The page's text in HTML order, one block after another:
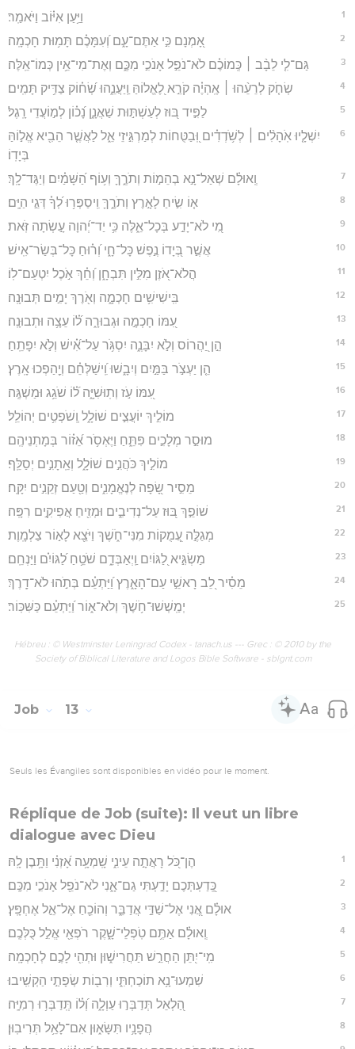
1 וַיַּ֥עַן אִיּ֗וֹב וַיֹּאמַֽר׃
2 אָ֭מְנָם כִּ֣י אַתֶּם־עָ֑ם וְ֝עִמָּכֶ֗ם תָּמ֥וּת חָכְמָֽה׃
3 גַּם־לִ֤י לֵבָ֨ב ׀ כְּֽמוֹכֶ֗ם לֹא־נֹפֵ֣ל אָנֹכִ֣י מִכֶּ֑ם וְאֶת־מִי־אֵ֥ין כְּמוֹ־אֵֽלֶּה׃
4 שְׂחֹ֤ק לְרֵעֵ֨הוּ ׀ אֶֽהְיֶ֗ה קֹרֵ֣א לֶ֭אֱלוֹהַּ וַֽיַּעֲנֵ֑הוּ שְׂ֝ח֗וֹק צַדִּ֥יק תָּמִֽים׃
5 לַפִּ֣יד בּ֭וּז לְעַשְׁתּ֣וּת שַׁאֲנָ֑ן נָ֝כ֗וֹן לְמ֣וֹעֲדֵי רָֽגֶל׃
6
יִשְׁלָ֤יוּ אֹֽהָלִ֨ים ׀ לְשֹׁ֥דְדִ֗ים וּֽ֭בַטֻּחוֹת לְמַרְגִּ֣יזֵי אֵ֑ל לַאֲשֶׁ֤ר הֵבִ֖יא אֱל֣וֹהַּ
בְּיָדֽוֹ׃
7 וְֽאוּלָ֗ם שְׁאַל־נָ֣א בְהֵמ֣וֹת וְתֹרֶ֑ךָּ וְע֥וֹף הַ֝שָּׁמַ֗יִם וְיַגֶּד־לָֽךְ׃
8 א֤וֹ שִׂ֣יחַ לָאָ֣רֶץ וְתֹרֶ֑ךָּ וִֽיסַפְּר֥וּ לְ֝ךָ֗ דְּגֵ֣י הַיָּֽם׃
9 מִ֭י לֹא־יָדַ֣ע בְּכָל־אֵ֑לֶּה כִּ֥י יַד־יְ֝הוָה עָ֣שְׂתָה זֹּֽאת׃
10 אֲשֶׁ֣ר בְּ֭יָדוֹ נֶ֣פֶשׁ כָּל־חָ֑י וְ֝ר֗וּחַ כָּל־בְּשַׂר־אִֽישׁ׃
11 הֲלֹא־אֹ֭זֶן מִלִּ֣ין תִּבְחָ֑ן וְ֝חֵ֗ךְ אֹ֣כֶל יִטְעַם־לֽוֹ׃
12 בִּֽישִׁישִׁ֥ים חָכְמָ֑ה וְאֹ֖רֶךְ יָמִ֣ים תְּבוּנָֽה׃
13 עִ֭מּוֹ חָכְמָ֣ה וּגְבוּרָ֑ה ל֝֗וֹ עֵצָ֥ה וּתְבוּנָֽה׃
14 הֵ֣ן יַ֭הֲרוֹס וְלֹ֣א יִבָּנֶ֑ה יִסְגֹּ֥ר עַל־אִ֝֗ישׁ וְלֹ֣א יִפָּתֵֽחַ׃
15 הֵ֤ן יַעְצֹ֣ר בַּמַּ֣יִם וְיִבָ֑שׁוּ וִֽ֝ישַׁלְּחֵ֗ם וְיַ֖הַפְכוּ אָֽרֶץ׃
16 עִ֭מּוֹ עֹ֣ז וְתֽוּשִׁיָּ֑ה ל֝֗וֹ שֹׁגֵ֥ג וּמַשְׁגֶּֽה׃
17 מוֹלִ֣יךְ יוֹעֲצִ֣ים שׁוֹלָ֑ל וְֽשֹׁפְטִ֥ים יְהוֹלֵֽל׃
18 מוּסַ֣ר מְלָכִ֣ים פִּתֵּ֑חַ וַיֶּאְסֹ֥ר אֵ֝ז֗וֹר בְּמָתְנֵיהֶֽם׃
19 מוֹלִ֣יךְ כֹּהֲנִ֣ים שׁוֹלָ֑ל וְאֵֽתָנִ֣ים יְסַלֵּֽף׃
20 מֵסִ֣יר שָׂ֭פָה לְנֶאֱמָנִ֑ים וְטַ֖עַם זְקֵנִ֣ים יִקָּֽח׃
21 שׁוֹפֵ֣ךְ בּ֭וּז עַל־נְדִיבִ֑ים וּמְזִ֖יחַ אֲפִיקִ֣ים רִפָּֽה׃
22 מְגַלֶּ֣ה עֲ֭מֻקוֹת מִנִּי־חֹ֑שֶׁךְ וַיֹּצֵ֖א לָא֣וֹר צַלְמָֽוֶת׃
23 מַשְׂגִּ֣יא לַ֭גּוֹיִם וַֽיְאַבְּדֵ֑ם שֹׁטֵ֥חַ לַ֝גּוֹיִ֗ם וַיַּנְחֵֽם׃
24 מֵסִ֗יר לֵ֭ב רָאשֵׁ֣י עַם־הָאָ֑רֶץ וַ֝יַּתְעֵ֗ם בְּתֹ֣הוּ לֹא־דָֽרֶךְ׃
25 יְמַֽשְׁשׁוּ־חֹ֥שֶׁךְ וְלֹא־א֑וֹר וַ֝יַּתְעֵ֗ם כַּשִּׁכּֽוֹר׃
Hébreu : © Westminster Leningrad Codex - tanach.us --- Grec : © 2010 by the
Society of Biblical Literature and Logos Bible Software - sblgnt.com
Job 13
Seuls les Évangiles sont disponibles en vidéo pour le moment.
Réplique de Job (suite): Il veut un libre
dialogue avec Dieu
1 הֶן־כֹּ֭ל רָאֲתָ֣ה עֵינִ֑י שָֽׁמְעָ֥ה אָ֝זְנִ֗י וַתָּ֥בֶן לָֽהּ׃
2 כְּֽ֭דַעְתְּכֶם יָדַ֣עְתִּי גַם־אָ֑נִי לֹא־נֹפֵ֖ל אָנֹכִ֣י מִכֶּֽם׃
3 אוּלָ֗ם אֲ֭נִי אֶל־שַׁדַּ֣י אֲדַבֵּ֑ר וְהוֹכֵ֖חַ אֶל־אֵ֣ל אֶחְפָּֽץ׃
4 וְֽאוּלָ֗ם אַתֶּ֥ם טֹֽפְלֵי־שָׁ֑קֶר רֹפְאֵ֖י אֱלִ֣ל כֻּלְּכֶֽם׃
5 מִֽי־יִ֭תֵּן הַחֲרֵ֣שׁ תַּחֲרִישׁ֑וּן וּתְהִ֖י לָכֶ֣ם לְחָכְמָֽה׃
6 שִׁמְעוּ־נָ֥א תוֹכַחְתִּ֑י וְרִב֖וֹת שְׂפָתַ֣י הַקְשִֽׁיבוּ׃
7 הַ֭לְאֵל תְּדַבְּר֣וּ עַוְלָ֑ה וְ֝ל֗וֹ תְּֽדַבְּר֥וּ רְמִיָּֽה׃
8 הֲפָנָ֥יו תִּשָּׂא֑וּן אִם־לָאֵ֥ל תְּרִיבֽוּן׃